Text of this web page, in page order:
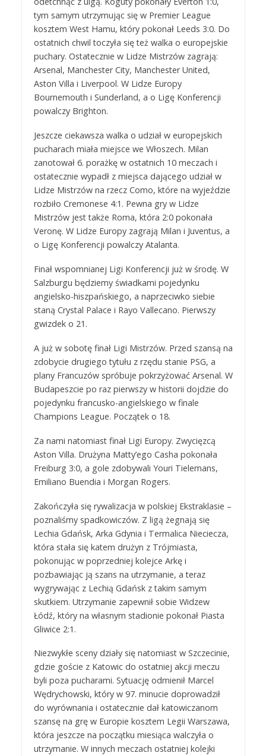
tym samym utrzymując się w Premier League
kosztem West Hamu, który pokonał Leeds 3:0. Do
ostatnich chwil toczyła się też walka o europejskie
puchary. Ostatecznie w Lidze Mistrzów zagrają:
Arsenal, Manchester City, Manchester United,
Aston Villa i Liverpool. W Lidze Europy
Bournemouth i Sunderland, a o Ligę Konferencji
powalczy Brighton.
Jeszcze ciekawsza walka o udział w europejskich
pucharach miała miejsce we Włoszech. Milan
zanotował 6. porażkę w ostatnich 10 meczach i
ostatecznie wypadł z miejsca dającego udział w
Lidze Mistrzów na rzecz Como, które na wyjeździe
rozbiło Cremonese 4:1. Pewna gry w Lidze
Mistrzów jest także Roma, która 2:0 pokonała
Veronę. W Lidze Europy zagrają Milan i Juventus, a
o Ligę Konferencji powalczy Atalanta.
Finał wspomnianej Ligi Konferencji już w środę. W
Salzburgu będziemy świadkami pojedynku
angielsko-hiszpańskiego, a naprzeciwko siebie
staną Crystal Palace i Rayo Vallecano. Pierwszy
gwizdek o 21.
A już w sobotę finał Ligi Mistrzów. Przed szansą na
zdobycie drugiego tytułu z rzędu stanie PSG, a
plany Francuzów spróbuje pokrzyżować Arsenal. W
Budapeszcie po raz pierwszy w historii dojdzie do
pojedynku francusko-angielskiego w finale
Champions League. Początek o 18.
Za nami natomiast finał Ligi Europy. Zwycięzcą
Aston Villa. Drużyna Matty’ego Casha pokonała
Freiburg 3:0, a gole zdobywali Youri Tielemans,
Emiliano Buendia i Morgan Rogers.
Zakończyła się rywalizacja w polskiej Ekstraklasie –
poznaliśmy spadkowiczów. Z ligą żegnają się
Lechia Gdańsk, Arka Gdynia i Termalica Nieciecza,
która stała się katem drużyn z Trójmiasta,
pokonując w poprzedniej kolejce Arkę i
pozbawiając ją szans na utrzymanie, a teraz
wygrywając z Lechią Gdańsk z takim samym
skutkiem. Utrzymanie zapewnił sobie Widzew
Łódź, który na własnym stadionie pokonał Piasta
Gliwice 2:1.
Niezwykłe sceny działy się natomiast w Szczecinie,
gdzie goście z Katowic do ostatniej akcji meczu
byli poza pucharami. Sytuację odmienił Marcel
Wędrychowski, który w 97. minucie doprowadził
do wyrównania i ostatecznie dał katowiczanom
szansę na grę w Europie kosztem Legii Warszawa,
która jeszcze na początku miesiąca walczyła o
utrzymanie. W innych meczach ostatniej kolejki